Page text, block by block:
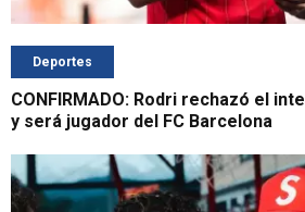
Deportes
CONFIRMADO: Rodri rechazó el
y será jugador del FC Barcelona